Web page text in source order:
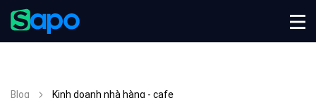
Blog Kinh doanh nhà hàng - cafe